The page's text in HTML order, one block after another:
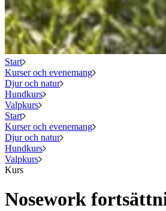
Start
Kurser och evenemang
Djur och natur
Hundkurs
Valpkurs
Start
Kurser och evenemang
Djur och natur
Hundkurs
Valpkurs
Kurs
Nosework